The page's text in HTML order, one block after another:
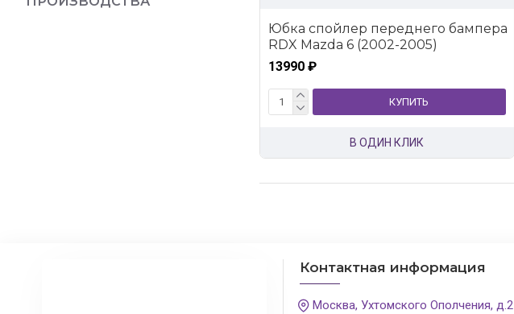
Юбка спойлер переднего бампера
RDX Mazda 6 (2002-2005)
13990 ₽
КУПИТЬ
В ОДИН КЛИК
Контактная информация
Москва, Ухтомского Ополчения, д.2